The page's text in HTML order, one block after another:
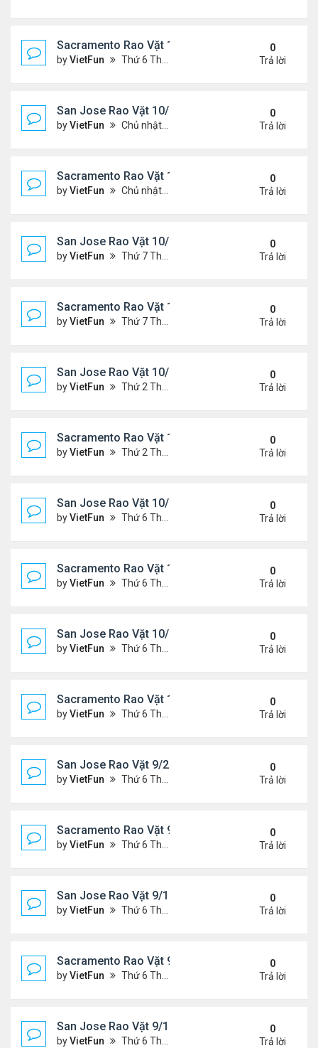
Sacramento Rao Vặt 11/5/21 - 11/12/21
byVietFun Thứ 6 Tháng 11 05, 2021 11:30 am
0
Trả lời
San Jose Rao Vặt 10/29/21 - 11/5/21
byVietFun Chủ nhật Tháng 10 31, 2021 12:19 pm
0
Trả lời
Sacramento Rao Vặt 10/29/21 - 11/5/21
byVietFun Chủ nhật Tháng 10 31, 2021 11:59 am
0
Trả lời
San Jose Rao Vặt 10/22/21 - 10/29/21
byVietFun Thứ 7 Tháng 10 23, 2021 8:17 am
0
Trả lời
Sacramento Rao Vặt 10/22/21 - 10/29/21
byVietFun Thứ 7 Tháng 10 23, 2021 8:10 am
0
Trả lời
San Jose Rao Vặt 10/15/21- 10/22/21
byVietFun Thứ 2 Tháng 10 18, 2021 9:32 pm
0
Trả lời
Sacramento Rao Vặt 10/15/21- 10/22/21
byVietFun Thứ 2 Tháng 10 18, 2021 9:26 pm
0
Trả lời
San Jose Rao Vặt 10/8/21- 10/15/21
byVietFun Thứ 6 Tháng 10 08, 2021 11:27 pm
0
Trả lời
Sacramento Rao Vặt 10/8/21- 10/15/21
byVietFun Thứ 6 Tháng 10 08, 2021 11:20 pm
0
Trả lời
San Jose Rao Vặt 10/1/21 - 10/8/21
byVietFun Thứ 6 Tháng 10 01, 2021 1:04 pm
0
Trả lời
Sacramento Rao Vặt 10/1/21 - 10/8/21
byVietFun Thứ 6 Tháng 10 01, 2021 12:57 pm
0
Trả lời
San Jose Rao Vặt 9/24/21- 10/1/21
byVietFun Thứ 6 Tháng 9 24, 2021 8:08 pm
0
Trả lời
Sacramento Rao Vặt 9/24/21- 10/1/21
byVietFun Thứ 6 Tháng 9 24, 2021 1:06 pm
0
Trả lời
San Jose Rao Vặt 9/17/21- 9/24/21
byVietFun Thứ 6 Tháng 9 17, 2021 3:03 pm
0
Trả lời
Sacramento Rao Vặt 9/17/21- 9/24/21
byVietFun Thứ 6 Tháng 9 17, 2021 2:33 pm
0
Trả lời
San Jose Rao Vặt 9/10/21- 9/17/21
byVietFun Thứ 6 Tháng 9 10, 2021 1:44 pm
0
Trả lời